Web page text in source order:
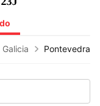
Galicia Pontevedra